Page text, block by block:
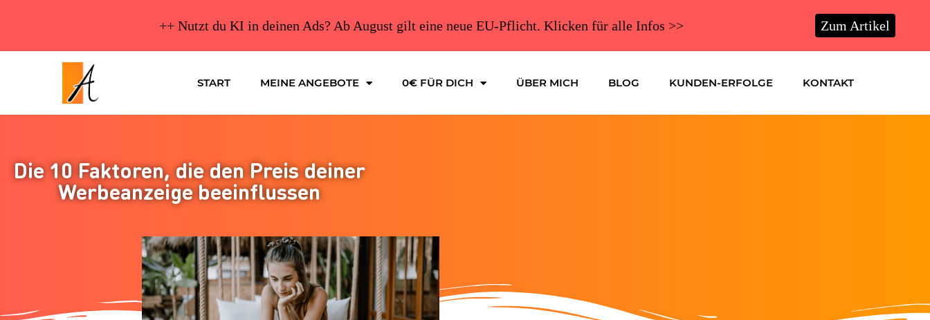
START MEINE ANGEBOTE 0€ FÜR DICH ÜBER MICH BLOG KUNDEN-ERFOLGE KONTAKT
Die 10 Faktoren, die den Preis deiner
Werbeanzeige beeinflussen
++ Nutzt du KI in deinen Ads? Ab August gilt eine neue EU-Pflicht. Klicken für alle Infos >> Zum Artikel